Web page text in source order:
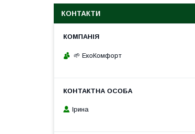
КОНТАКТИ
🌱 ЕкоКомфорт
Ірина